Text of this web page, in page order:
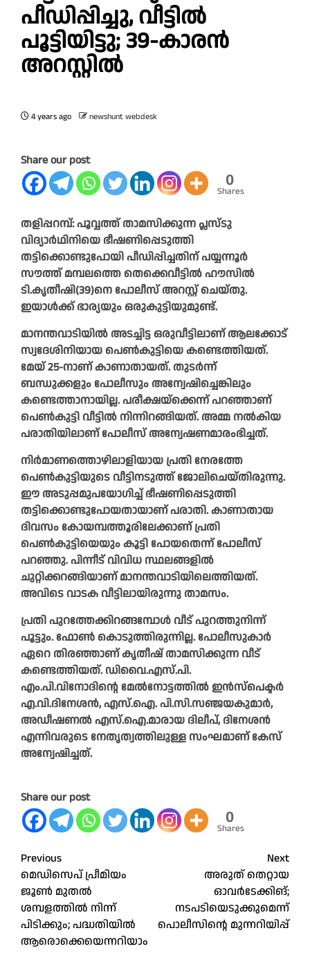
പീഡിപ്പിച്ചു, വീട്ടില്‍
പൂട്ടിയിട്ടു; 39-കാരന്‍
അറസ്റ്റില്‍
4 years ago newshunt webdesk
Share our post
0
Shares
തളിപ്പറമ്പ്: പൂവ്വത്ത് താമസിക്കുന്ന പ്ലസ്ടു
വിദ്യാര്‍ഥിനിയെ ഭീഷണിപ്പെടുത്തി
തട്ടിക്കൊണ്ടുപോയി പീഡിപ്പിച്ചതിന് പയ്യന്നൂര്‍
സൗത്ത് മമ്പലത്തെ തെക്കെവീട്ടില്‍ ഹൗസില്‍
ടി.കൃതീഷി(39)നെ പോലീസ് അറസ്റ്റ് ചെയ്തു.
ഇയാള്‍ക്ക് ഭാര്യയും ഒരുകുട്ടിയുമുണ്ട്.
മാനന്തവാടിയില്‍ അടച്ചിട്ട ഒരുവീട്ടിലാണ് ആലക്കോട്
സ്വദേശിനിയായ പെണ്‍കുട്ടിയെ കണ്ടെത്തിയത്.
മേയ് 25-നാണ് കാണാതായത്. തുടര്‍ന്ന്
ബന്ധുക്കളും പോലീസും അന്വേഷിച്ചെങ്കിലും
കണ്ടെത്താനായില്ല. പരീക്ഷയ്‌ക്കെന്ന് പറഞ്ഞാണ്
പെണ്‍കുട്ടി വീട്ടില്‍ നിന്നിറങ്ങിയത്. അമ്മ നല്‍കിയ
പരാതിയിലാണ് പോലീസ് അന്വേഷണമാരംഭിച്ചത്.
നിര്‍മാണത്തൊഴിലാളിയായ പ്രതി നേരത്തേ
പെണ്‍കുട്ടിയുടെ വീട്ടിനടുത്ത് ജോലിചെയ്തിരുന്നു.
ഈ അടുപ്പമുപയോഗിച്ച് ഭീഷണിപ്പെടുത്തി
തട്ടിക്കൊണ്ടുപോയതായാണ് പരാതി. കാണാതായ
ദിവസം കോയമ്പത്തൂരിലേക്കാണ് പ്രതി
പെണ്‍കുട്ടിയെയും കൂട്ടി പോയതെന്ന് പോലീസ്
പറഞ്ഞു. പിന്നീട് വിവിധ സ്ഥലങ്ങളില്‍
ചുറ്റിക്കറങ്ങിയാണ് മാനന്തവാടിയിലെത്തിയത്.
അവിടെ വാടക വീട്ടിലായിരുന്നു താമസം.
പ്രതി പുറത്തേക്കിറങ്ങമ്പോള്‍ വീട് പുറത്തുനിന്ന്
പൂട്ടും. ഫോണ്‍ കൊടുത്തിരുന്നില്ല. പോലീസുകാര്‍
ഏറെ തിരഞ്ഞാണ് കൃതീഷ് താമസിക്കുന്ന വീട്
കണ്ടെത്തിയത്. ഡിവൈ.എസ്.പി.
എം.പി.വിനോദിന്റെ മേല്‍നോട്ടത്തില്‍ ഇന്‍സ്‌പെക്ടര്‍
എ.വി.ദിനേശന്‍, എസ്.ഐ. പി.സി.സഞ്ജയകുമാര്‍,
അഡീഷണല്‍ എസ്.ഐ.മാരായ ദിലീപ്, ദിനേശന്‍
എന്നിവരുടെ നേതൃത്വത്തിലുള്ള സംഘമാണ് കേസ്
അന്വേഷിച്ചത്.
Share our post
0
Shares
Post
navigation
Previous
മെഡിസെപ് പ്രീമിയം
ജൂണ്‍ മുതല്‍
ശമ്പളത്തില്‍ നിന്ന്
പിടിക്കും; പദ്ധതിയില്‍
ആരൊക്കെയെന്നറിയാം
Next
അരുത് തെറ്റായ
ഓവർടേക്കിങ്;
നടപടിയെടുക്കുമെന്ന്
പൊലീസിന്റെ മുന്നറിയിപ്പ്